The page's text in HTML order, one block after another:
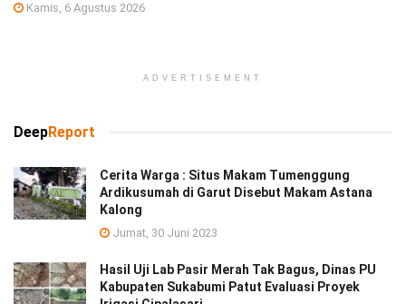
Kamis, 6 Agustus 2026
ADVERTISEMENT
DeepReport
Cerita Warga : Situs Makam Tumenggung
Ardikusumah di Garut Disebut Makam Astana
Kalong
Jumat, 30 Juni 2023
Hasil Uji Lab Pasir Merah Tak Bagus, Dinas PU
Kabupaten Sukabumi Patut Evaluasi Proyek